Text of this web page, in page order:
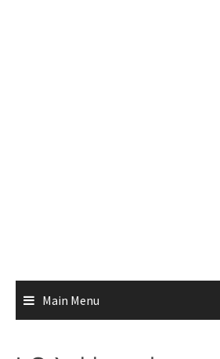
Main Menu